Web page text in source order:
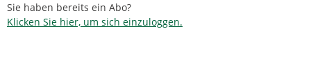
Sie haben bereits ein Abo?
Klicken Sie hier, um sich einzuloggen.